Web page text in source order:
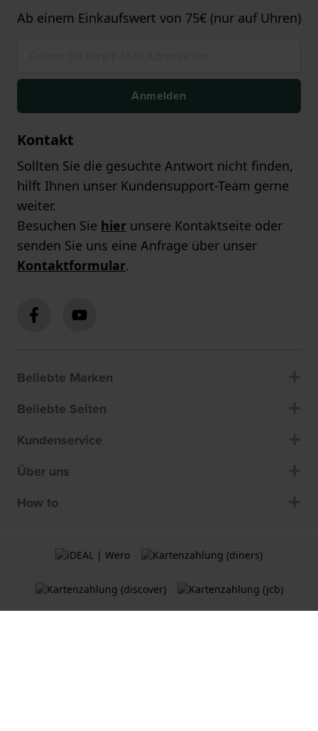
Ab einem Einkaufswert von 75€ (nur auf Uhren)
Anmelden
Kontakt
Sollten Sie die gesuchte Antwort nicht finden,
hilft Ihnen unser Kundensupport-Team gerne
weiter.
Besuchen Sie hier unsere Kontaktseite oder
senden Sie uns eine Anfrage über unser
Kontaktformular.
Beliebte Marken
Beliebte Seiten
Kundenservice
Über uns
How to